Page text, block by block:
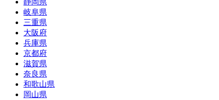
静岡県
岐阜県
三重県
大阪府
兵庫県
京都府
滋賀県
奈良県
和歌山県
岡山県